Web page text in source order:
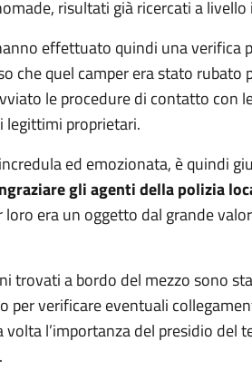
risultati già ricercati a
effettuato quindi una verifica
che quel camper era stato
le procedure di contatto con
legittimi proprietari.
ed emozionata, è quindi
gli agenti della polizia
loro era un oggetto dal grande
trovati a bordo del mezzo sono
per verificare eventuali
volta l’importanza del presidio